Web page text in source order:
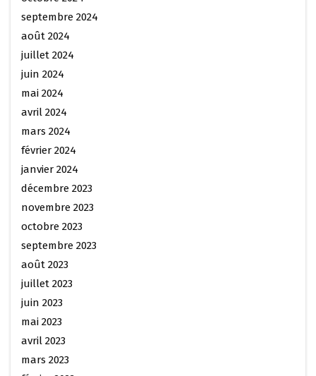
septembre 2024
août 2024
juillet 2024
juin 2024
mai 2024
avril 2024
mars 2024
février 2024
janvier 2024
décembre 2023
novembre 2023
octobre 2023
septembre 2023
août 2023
juillet 2023
juin 2023
mai 2023
avril 2023
mars 2023